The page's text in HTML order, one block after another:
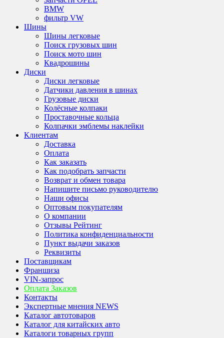
BMW
фильтр VW
Шины
Шины легковые
Поиск грузовых шин
Поиск мото шин
Квадрошины
Диски
Диски легковые
Датчики давления в шинах
Грузовые диски
Колёсные колпаки
Проставочные кольца
Колпачки эмблемы наклейки
Клиентам
Доставка
Оплата
Как заказать
Как подобрать запчасти
Возврат и обмен товара
Напишите письмо руководителю
Наши офисы
Оптовым покупателям
О компании
Отзывы Рейтинг
Политика конфиденциальности
Пункт выдачи заказов
Реквизиты
Поставщикам
Франшиза
VIN-запрос
Оплата Заказов
Контакты
Экспертные мнения NEWS
Каталог автотоваров
Каталог для китайских авто
Каталоги товарных групп